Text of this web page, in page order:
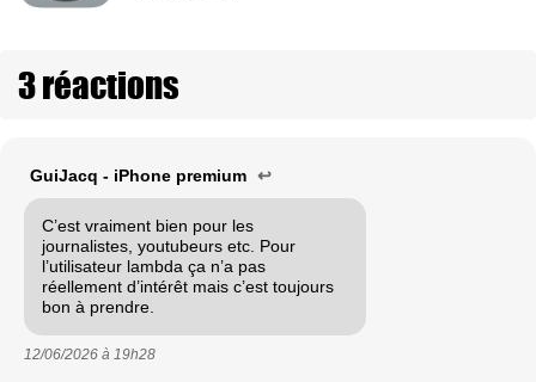
3 réactions
GuiJacq - iPhone premium ↩
C’est vraiment bien pour les
journalistes, youtubeurs etc. Pour
l’utilisateur lambda ça n’a pas
réellement d’intérêt mais c’est toujours
bon à prendre.
12/06/2026 à 19h28